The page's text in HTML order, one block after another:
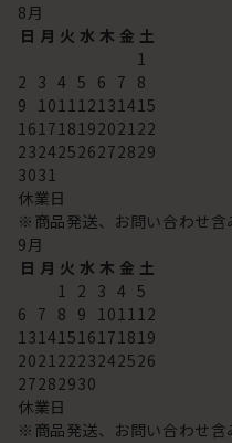
8月
日 月 火 水 木 金 土
1
2 3 4 5 6 7 8
9 101112131415
16171819202122
23242526272829
3031
休業日
※商品発送、お問い合わせ含
9月
日 月 火 水 木 金 土
1 2 3 4 5
6 7 8 9 101112
13141516171819
20212223242526
27282930
休業日
※商品発送、お問い合わせ含